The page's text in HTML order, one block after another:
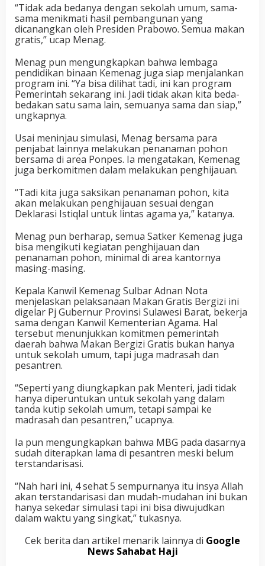
“Tidak ada bedanya dengan sekolah umum, sama-
sama menikmati hasil pembangunan yang
dicanangkan oleh Presiden Prabowo. Semua makan
gratis,” ucap Menag.
Menag pun mengungkapkan bahwa lembaga
pendidikan binaan Kemenag juga siap menjalankan
program ini. “Ya bisa dilihat tadi, ini kan program
Pemerintah sekarang ini. Jadi tidak akan kita beda-
bedakan satu sama lain, semuanya sama dan siap,”
ungkapnya.
Usai meninjau simulasi, Menag bersama para
penjabat lainnya melakukan penanaman pohon
bersama di area Ponpes. Ia mengatakan, Kemenag
juga berkomitmen dalam melakukan penghijauan.
“Tadi kita juga saksikan penanaman pohon, kita
akan melakukan penghijauan sesuai dengan
Deklarasi Istiqlal untuk lintas agama ya,” katanya.
Menag pun berharap, semua Satker Kemenag juga
bisa mengikuti kegiatan penghijauan dan
penanaman pohon, minimal di area kantornya
masing-masing.
Kepala Kanwil Kemenag Sulbar Adnan Nota
menjelaskan pelaksanaan Makan Gratis Bergizi ini
digelar Pj Gubernur Provinsi Sulawesi Barat, bekerja
sama dengan Kanwil Kementerian Agama. Hal
tersebut menunjukkan komitmen pemerintah
daerah bahwa Makan Bergizi Gratis bukan hanya
untuk sekolah umum, tapi juga madrasah dan
pesantren.
“Seperti yang diungkapkan pak Menteri, jadi tidak
hanya diperuntukan untuk sekolah yang dalam
tanda kutip sekolah umum, tetapi sampai ke
madrasah dan pesantren,” ucapnya.
Ia pun mengungkapkan bahwa MBG pada dasarnya
sudah diterapkan lama di pesantren meski belum
terstandarisasi.
“Nah hari ini, 4 sehat 5 sempurnanya itu insya Allah
akan terstandarisasi dan mudah-mudahan ini bukan
hanya sekedar simulasi tapi ini bisa diwujudkan
dalam waktu yang singkat,” tukasnya.
Cek berita dan artikel menarik lainnya di Google
News Sahabat Haji